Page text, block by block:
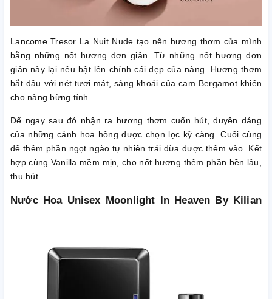
Lancome Tresor La Nuit Nude tạo nên hương thơm của mình
bằng những nốt hương đơn giản. Từ những nốt hương đơn
giản này lại nêu bật lên chính cái đẹp của nàng. Hương thơm
bắt đầu với nét tươi mát, sảng khoái của cam Bergamot khiến
cho nàng bừng tính.
Để ngay sau đó nhận ra hương thơm cuốn hút, duyên dáng
của những cánh hoa hồng được chọn lọc kỹ càng. Cuối cùng
để thêm phần ngọt ngào tự nhiên trái dừa được thêm vào. Kết
hợp cùng Vanilla mềm mịn, cho nốt hương thêm phần bền lâu,
thu hút.
Nước Hoa Unisex Moonlight In Heaven By Kilian